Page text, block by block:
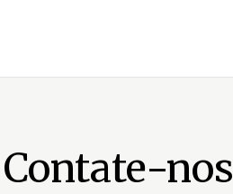
Contate-nos